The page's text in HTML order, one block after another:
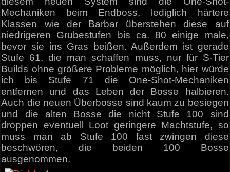
Mechaniken beim Endboss, lediglich härtere
Klassen wie der Barbar überstehen diese auf
niedrigeren Grubestufen bis ca. 80 einige male,
bevor sie ins Gras beißen. Außerdem ist gerade
Stufe 61, die man schaffen muss, nur für S-Tier
Builds ohne größere Probleme möglich, hier würde
ich bis Stufe 71 die One-Shot-Mechaniken
entfernen und das Leben der Bosse halbieren.
Auch die neuen Überbosse sind kaum zu besiegen
und die alten Bosse die nicht Stufe 100 sind
droppen eventuell Loot geringere Machtstufe, so
muss man ab Stufe 100 fast zwingen diese
beschwören, die beiden 100 Bosse
ausgenommen.